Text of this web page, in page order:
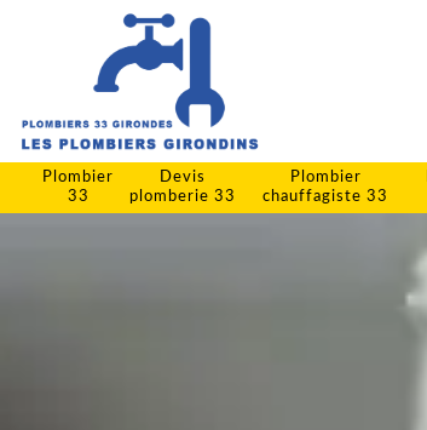
Plombier
33
Devis
plomberie 33
Plombier
chauffagiste 33